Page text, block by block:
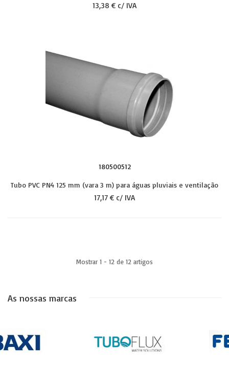
13,38 € c/ IVA
180500512
Tubo PVC PN4 125 mm (vara 3 m) para águas pluviais e ventilação
17,17 € c/ IVA
Mostrar 1 - 12 de 12 artigos
As nossas marcas